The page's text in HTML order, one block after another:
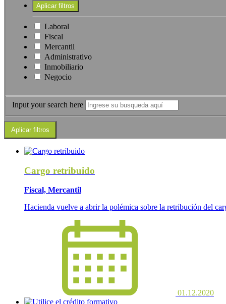
Laboral
Fiscal
Mercantil
Administrativo
Inmobiliario
Negocio
Input your search here
Cargo retribuido
Fiscal, Mercantil
Hacienda vuelve a abrir la polémica sobre la retribución del
01.12.2020